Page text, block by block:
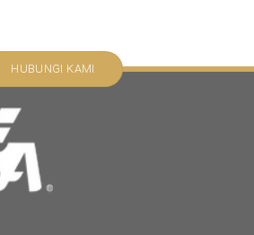
HUBUNGI KAMI